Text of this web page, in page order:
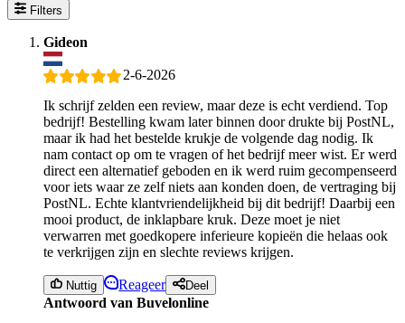
Filters
Gideon
2-6-2026
Ik schrijf zelden een review, maar deze is echt verdiend. Top
bedrijf! Bestelling kwam later binnen door drukte bij PostNL,
maar ik had het bestelde krukje de volgende dag nodig. Ik
nam contact op om te vragen of het bedrijf meer wist. Er werd
direct een alternatief geboden en ik werd ruim gecompenseerd
voor iets waar ze zelf niets aan konden doen, de vertraging bij
PostNL. Echte klantvriendelijkheid bij dit bedrijf! Daarbij een
mooi product, de inklapbare kruk. Deze moet je niet
verwarren met goedkopere inferieure kopieën die helaas ook
te verkrijgen zijn en slechte reviews krijgen.
Nuttig Reageer Deel
Antwoord van Buvelonline